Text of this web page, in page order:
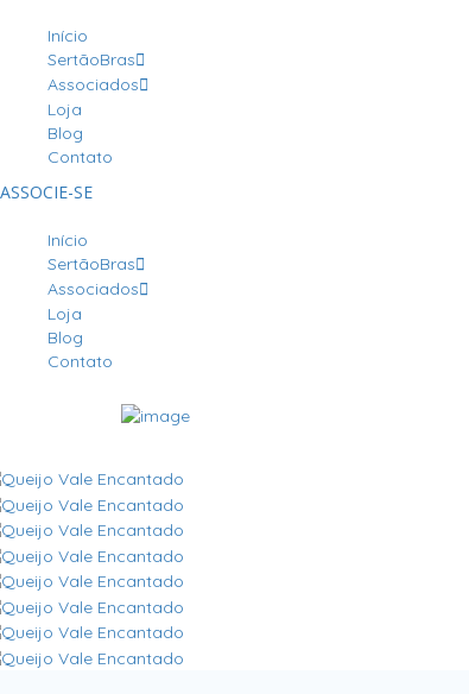
Início
SertãoBras
Associados
Loja
Blog
Contato
ASSOCIE-SE
Início
SertãoBras
Associados
Loja
Blog
Contato